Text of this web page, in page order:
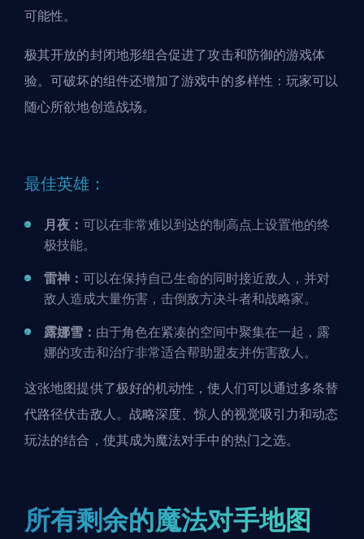
可能性。
极其开放的封闭地形组合促进了攻击和防御的游戏体
验。可破坏的组件还增加了游戏中的多样性：玩家可以
随心所欲地创造战场。
最佳英雄：
月夜： 可以在非常难以到达的制高点上设置他的终
极技能。
雷神： 可以在保持自己生命的同时接近敌人，并对
敌人造成大量伤害，击倒敌方决斗者和战略家。
露娜雪： 由于角色在紧凑的空间中聚集在一起，露
娜的攻击和治疗非常适合帮助盟友并伤害敌人。
这张地图提供了极好的机动性，使人们可以通过多条替
代路径伏击敌人。战略深度、惊人的视觉吸引力和动态
玩法的结合，使其成为魔法对手中的热门之选。
所有剩余的魔法对手地图